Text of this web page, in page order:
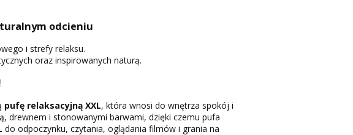
odcieniu
i strefy relaksu.
oraz inspirowanych naturą.
pufę relaksacyjną XXL, która wnosi do wnętrza spokój i
drewnem i stonowanymi barwami, dzięki czemu pufa
do odpoczynku, czytania, oglądania filmów i grania na